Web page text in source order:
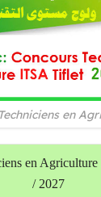
en
en
/ 2027